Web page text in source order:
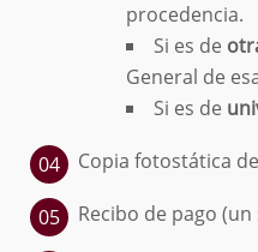
procedencia.
Si es de
General de
Si es de
Copia fotostática
Recibo de pago